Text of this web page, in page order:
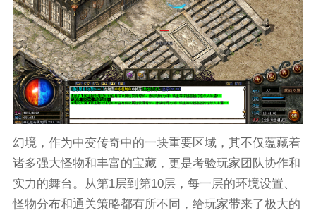
幻境，作为中变传奇中的一块重要区域，其不仅蕴藏着
诸多强大怪物和丰富的宝藏，更是考验玩家团队协作和
实力的舞台。从第1层到第10层，每一层的环境设置、
怪物分布和通关策略都有所不同，给玩家带来了极大的